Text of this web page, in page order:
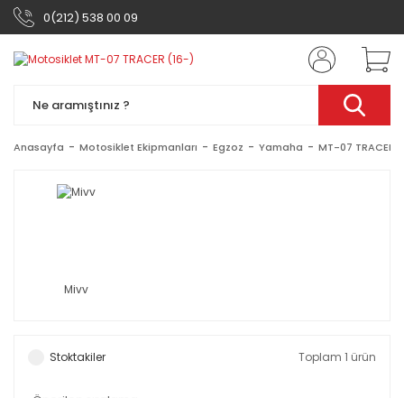
0(212) 538 00 09
Anasayfa Motosiklet Ekipmanları Egzoz Yamaha MT-07 TRACER
Mivv
Stoktakiler Toplam 1 ürün